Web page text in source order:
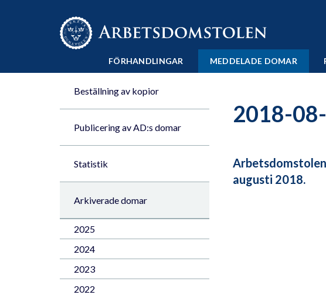
Till innehåll på sidan x
FÖRHANDLINGAR MEDDELADE DOMAR
Beställning av kopior
Publicering av AD:s domar
Statistik
Arkiverade domar
2025
2024
2023
2022
2018-
augusti 2018.